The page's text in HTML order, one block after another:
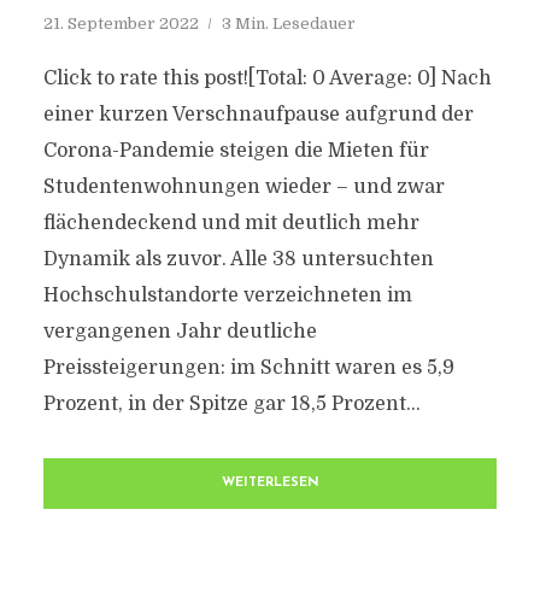
21. September 2022 3 Min. Lesedauer
Click to rate this post![Total: 0 Average: 0] Nach
einer kurzen Verschnaufpause aufgrund der
Corona-Pandemie steigen die Mieten für
Studentenwohnungen wieder – und zwar
flächendeckend und mit deutlich mehr
Dynamik als zuvor. Alle 38 untersuchten
Hochschulstandorte verzeichneten im
vergangenen Jahr deutliche
Preissteigerungen: im Schnitt waren es 5,9
Prozent, in der Spitze gar 18,5 Prozent...
WEITERLESEN